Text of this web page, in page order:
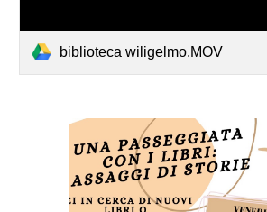
biblioteca wiligelmo.MOV